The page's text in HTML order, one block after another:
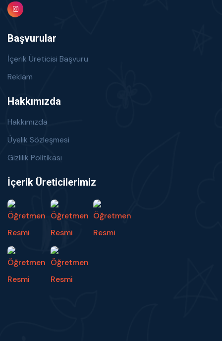
Başvurular
İçerik Üreticisi Başvuru
Reklam
Hakkımızda
Hakkımızda
Üyelik Sözleşmesi
Gizlilik Politikası
İçerik Üreticilerimiz